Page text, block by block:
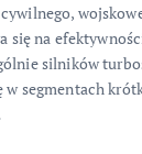
się na
silników
w segmentach